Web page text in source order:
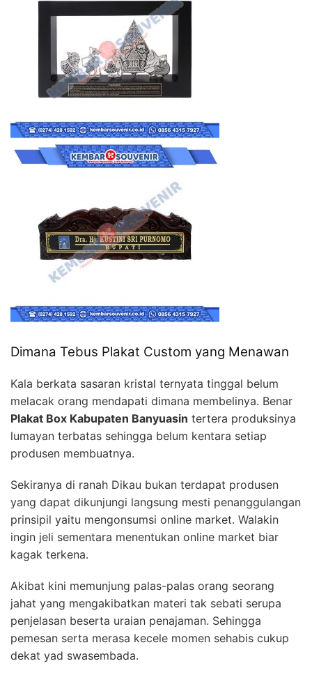
Dimana Tebus Plakat Custom yang Menawan
Kala berkata sasaran kristal ternyata tinggal belum
melacak orang mendapati dimana membelinya. Benar
Plakat Box Kabupaten Banyuasin tertera produksinya
lumayan terbatas sehingga belum kentara setiap
produsen membuatnya.
Sekiranya di ranah Dikau bukan terdapat produsen
yang dapat dikunjungi langsung mesti penanggulangan
prinsipil yaitu mengonsumsi online market. Walakin
ingin jeli sementara menentukan online market biar
kagak terkena.
Akibat kini memunjung palas-palas orang seorang
jahat yang mengakibatkan materi tak sebati serupa
penjelasan beserta uraian penajaman. Sehingga
pemesan serta merasa kecele momen sehabis cukup
dekat yad swasembada.